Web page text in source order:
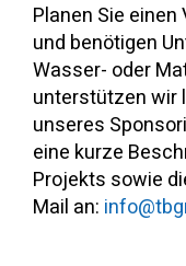
Planen Sie
und benötigen
Wasser- oder
unterstützen wir
unseres
eine kurze
Projekts sowie
Mail an: